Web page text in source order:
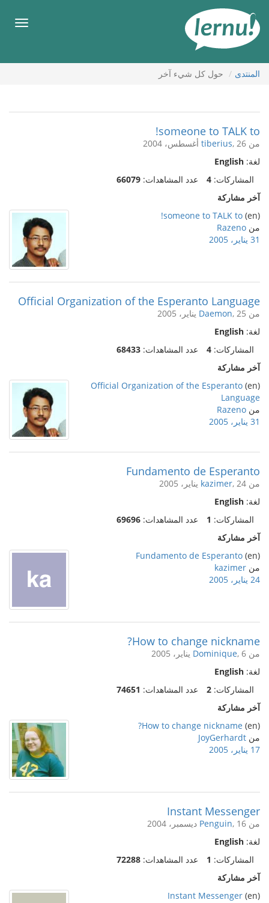
المحتويات
قائمة
المنتدى حول كل شيء آخر
someone to TALK to!
من tiberius, 26 أغسطس، 2004
لغة: English
المشاركات: 4 عدد المشاهدات: 66079
آخر مشاركة
(en)
someone to TALK to!
من Razeno
31 يناير، 2005
Official Organization of the Esperanto Language
من Daemon, 25 يناير، 2005
لغة: English
المشاركات: 4 عدد المشاهدات: 68433
آخر مشاركة
(en)
Official Organization of the Esperanto
Language
من Razeno
31 يناير، 2005
Fundamento de Esperanto
من kazimer, 24 يناير، 2005
لغة: English
المشاركات: 1 عدد المشاهدات: 69696
آخر مشاركة
(en)
Fundamento de Esperanto
من kazimer
24 يناير، 2005
How to change nickname?
من Dominique, 6 يناير، 2005
لغة: English
المشاركات: 2 عدد المشاهدات: 74651
آخر مشاركة
(en)
How to change nickname?
من JoyGerhardt
17 يناير، 2005
Instant Messenger
من Penguin, 16 ديسمبر، 2004
لغة: English
المشاركات: 1 عدد المشاهدات: 72288
آخر مشاركة
(en)
Instant Messenger